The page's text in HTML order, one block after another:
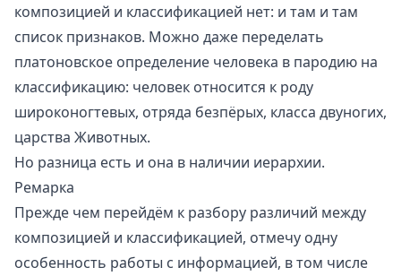
композицией и классификацией нет: и там и там
список признаков. Можно даже переделать
платоновское определение человека в пародию на
классификацию: человек относится к роду
широконогтевых, отряда безпёрых, класса двуногих,
царства Животных.
Но разница есть и она в наличии иерархии.
Ремарка
Прежде чем перейдём к разбору различий между
композицией и классификацией, отмечу одну
особенность работы с информацией, в том числе